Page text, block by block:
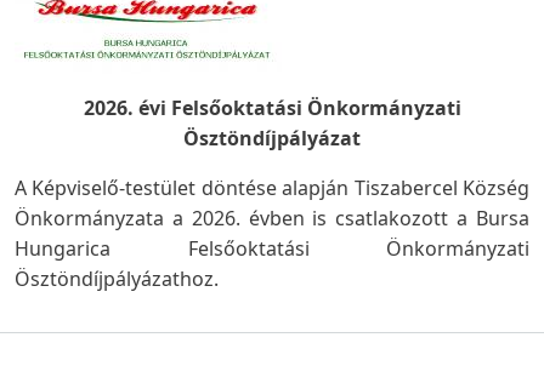
2026. évi Felsőoktatási Önkormányzati
Ösztöndíjpályázat
A Képviselő-testület döntése alapján Tiszabercel Község
Önkormányzata a 2026. évben is csatlakozott a Bursa
Hungarica Felsőoktatási Önkormányzati
Ösztöndíjpályázathoz.